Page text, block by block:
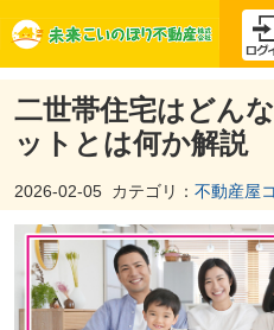
二世帯住宅はどん
ットとは何か解説
2026-02-05 カテゴリ： 不動産屋